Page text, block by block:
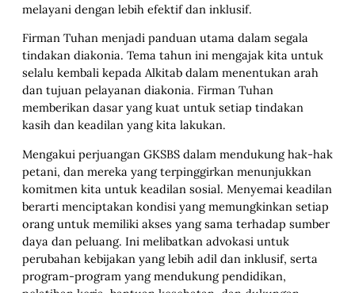
melayani dengan lebih efektif dan inklusif.
Firman Tuhan menjadi panduan utama dalam segala
tindakan diakonia. Tema tahun ini mengajak kita untuk
selalu kembali kepada Alkitab dalam menentukan arah
dan tujuan pelayanan diakonia. Firman Tuhan
memberikan dasar yang kuat untuk setiap tindakan
kasih dan keadilan yang kita lakukan.
Mengakui perjuangan GKSBS dalam mendukung hak-hak
petani, dan mereka yang terpinggirkan menunjukkan
komitmen kita untuk keadilan sosial. Menyemai keadilan
berarti menciptakan kondisi yang memungkinkan setiap
orang untuk memiliki akses yang sama terhadap sumber
daya dan peluang. Ini melibatkan advokasi untuk
perubahan kebijakan yang lebih adil dan inklusif, serta
program-program yang mendukung pendidikan,